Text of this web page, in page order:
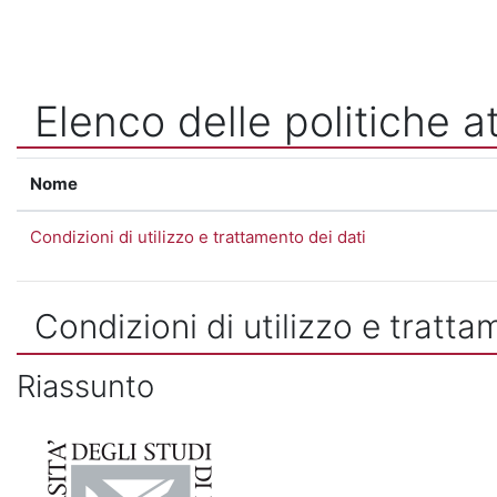
Elenco delle politiche
Nome
Condizioni di utilizzo e trattamento dei dati
Condizioni di utilizzo e
Riassunto